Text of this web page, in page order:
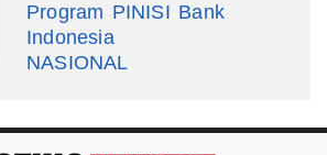
Program PINISI Bank
Indonesia
NASIONAL